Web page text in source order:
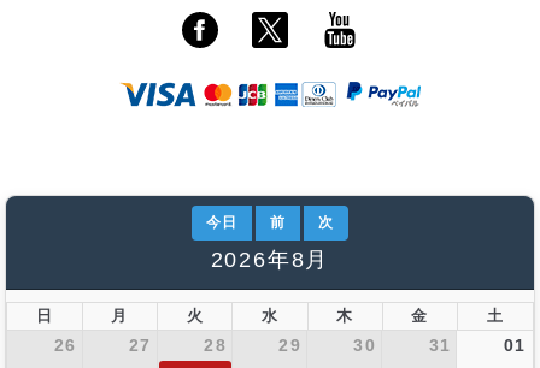
今日 前 次
2026年8月
日 月 火 水 木 金 土
26 27 28 29 30 31 01